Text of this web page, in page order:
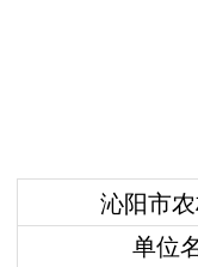
沁阳市
单位